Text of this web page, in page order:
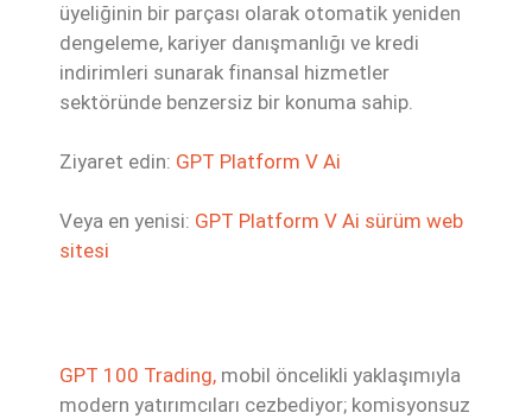
üyeliğinin bir parçası olarak otomatik yeniden
dengeleme, kariyer danışmanlığı ve kredi
indirimleri sunarak finansal hizmetler
sektöründe benzersiz bir konuma sahip.
Ziyaret edin: GPT Platform V Ai
Veya en yenisi: GPT Platform V Ai sürüm web
sitesi
GPT 100 Trading, mobil öncelikli yaklaşımıyla
modern yatırımcıları cezbediyor; komisyonsuz